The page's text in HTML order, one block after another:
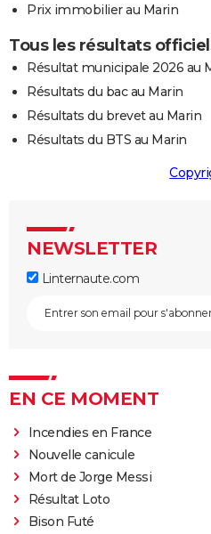
Prix immobilier au Marin
Tous les résultats
Résultat municipale 2026 au
Résultats du bac au Marin
Résultats du brevet au Marin
Résultats du BTS au Marin
NEWSLETTER
Linternaute.com
EN CE MOMENT
Incendies en France
Nouvelle canicule
Mort de Jorge Messi
Résultat Loto
Bison Futé